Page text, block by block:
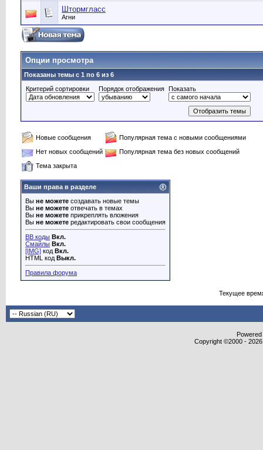
Штормгласс
Агни
Опции просмотра
Показаны темы с 1 по 6 из 6
Критерий сортировки
Порядок отображения Показать
Новые сообщения
Популярная тема с новыми сообщениями
Нет новых сообщений
Популярная тема без новых сообщений
Тема закрыта
Ваши права в разделе
Вы не можете создавать новые темы
Вы не можете отвечать в темах
Вы не можете прикреплять вложения
Вы не можете редактировать свои сообщения
BB коды Вкл.
Смайлы Вкл.
[IMG] код Вкл.
HTML код Выкл.
Правила форума
Текущее
Copyright ©2000 -